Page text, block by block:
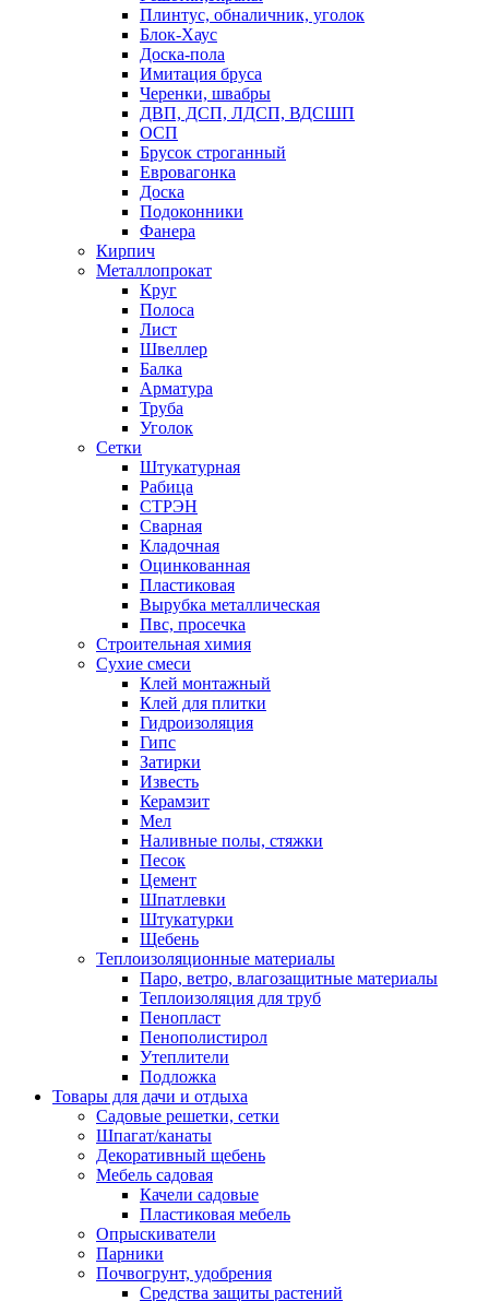
Плинтус, обналичник, уголок
Блок-Хаус
Доска-пола
Имитация бруса
Черенки, швабры
ДВП, ДСП, ЛДСП, ВДСШП
ОСП
Брусок строганный
Евровагонка
Доска
Подоконники
Фанера
Кирпич
Металлопрокат
Круг
Полоса
Лист
Швеллер
Балка
Арматура
Труба
Уголок
Сетки
Штукатурная
Рабица
СТРЭН
Сварная
Кладочная
Оцинкованная
Пластиковая
Вырубка металлическая
Пвс, просечка
Строительная химия
Сухие смеси
Клей монтажный
Клей для плитки
Гидроизоляция
Гипс
Затирки
Известь
Керамзит
Мел
Наливные полы, стяжки
Песок
Цемент
Шпатлевки
Штукатурки
Щебень
Теплоизоляционные материалы
Паро, ветро, влагозащитные материалы
Теплоизоляция для труб
Пенопласт
Пенополистирол
Утеплители
Подложка
Товары для дачи и отдыха
Садовые решетки, сетки
Шпагат/канаты
Декоративный щебень
Мебель садовая
Качели садовые
Пластиковая мебель
Опрыскиватели
Парники
Почвогрунт, удобрения
Средства защиты растений